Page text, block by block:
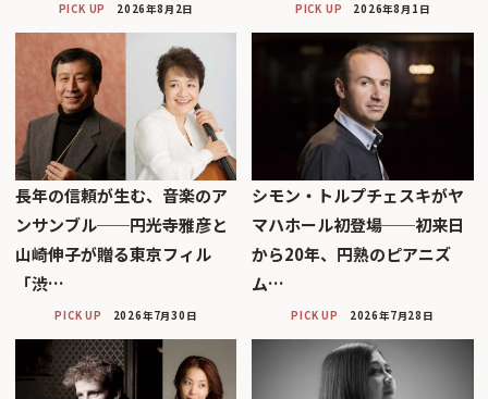
PICK UP 2026年8月2日 PICK UP 2026年8月1日
長年の信頼が生む、音楽のア
ンサンブル──円光寺雅彦と
山崎伸子が贈る東京フィル
「渋…
PICK UP 2026年7月30日
シモン・トルプチェスキがヤ
マハホール初登場──初来日
から20年、円熟のピアニズ
ム…
PICK UP 2026年7月28日